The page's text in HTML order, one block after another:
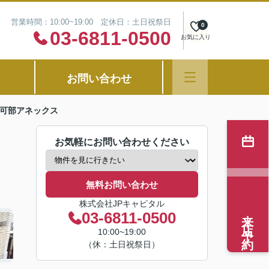
営業時間：10:00~19:00 定休日：土日祝祭日
03-6811-0500 お気に入り
0
お問い合わせ
部アネックス
お気軽にお問い合わせください
無料お問い合わせ
株式会社JPキャピタル
03-6811-0500
10:00~19:00
（休：土日祝祭日）
来店予約